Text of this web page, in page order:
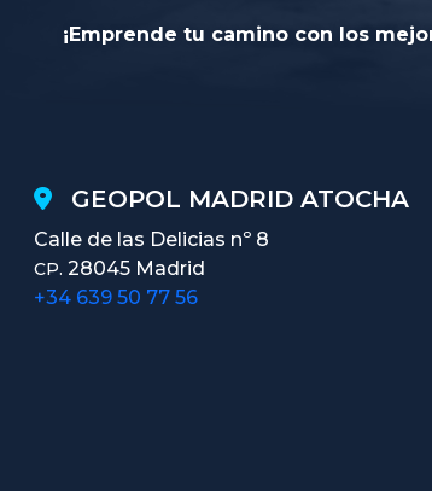
¡Emprende tu camino con los
GEOPOL MADRID ATOCHA
Calle de las Delicias nº 8
CP. 28045 Madrid
+34 639 50 77 56